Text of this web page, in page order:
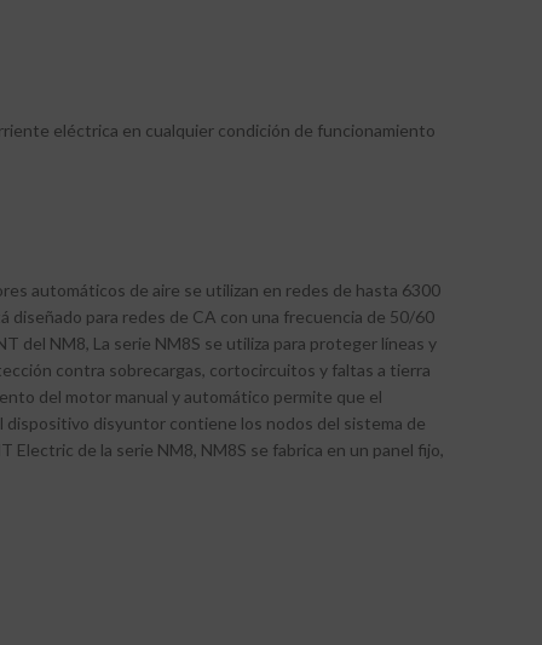
eléctrica en cualquier condición de funcionamiento
automáticos de aire se utilizan en redes de hasta 6300
para redes de CA con una frecuencia de 50/60
del NM8, La serie NM8S se utiliza para proteger líneas y
contra sobrecargas, cortocircuitos y faltas a tierra
del motor manual y automático permite que el
dispositivo disyuntor contiene los nodos del sistema de
de la serie NM8, NM8S se fabrica en un panel fijo,